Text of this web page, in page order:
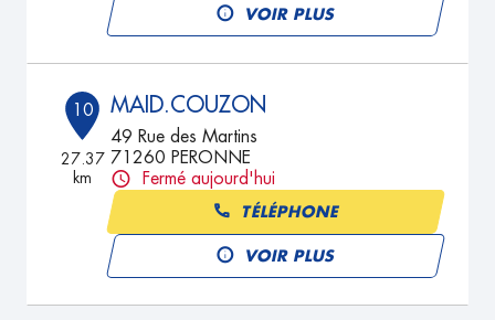
VOIR PLUS
10
27.37
km
MAID.COUZON
49 Rue des Martins
71260 PERONNE
Fermé aujourd'hui
TÉLÉPHONE
VOIR PLUS